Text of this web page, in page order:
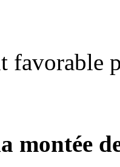
favorable
montée